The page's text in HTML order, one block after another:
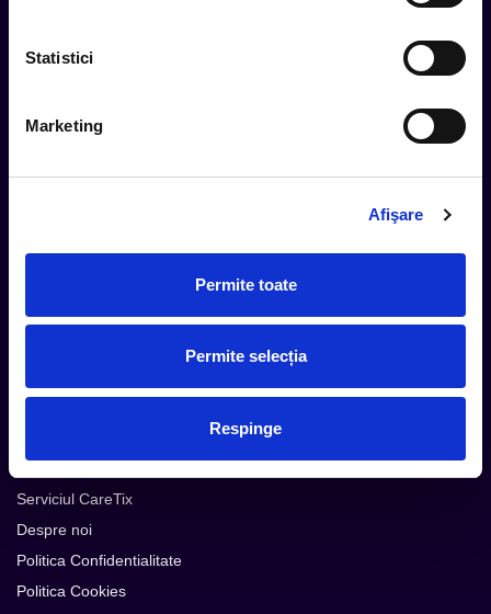
Statistici
Marketing
Afişare
Permite toate
Permite selecția
Respinge
Subscribe
Urmareste noutatile pe
Cum comand
Metode livrare
Termeni si Conditii
Serviciul CareTix
Despre noi
Politica Confidentialitate
Politica Cookies